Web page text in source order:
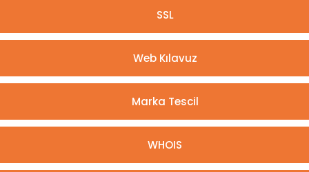
SSL
Web Kılavuz
Marka Tescil
WHOIS